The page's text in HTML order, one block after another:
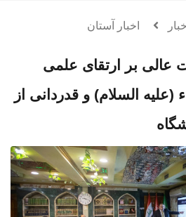
اخبار اخبار آستان
عالی بر ارتقای علمی
(علیه السلام) و قدردانی از